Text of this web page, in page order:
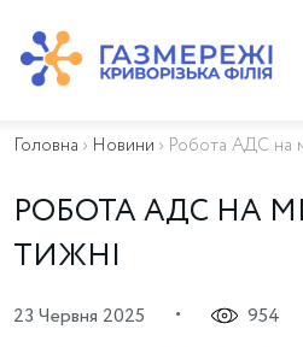
ПРО КОМПАНІЮ
ВАЖЛИВА ІНФОРМАЦІЯ
КАР’ЄРА
ПРИЄДНАННЯ
КГУ
Головна › Новини › Робота АДС на
РОБОТА АДС НА
ТИЖНІ
23 Червня 2025 • 954